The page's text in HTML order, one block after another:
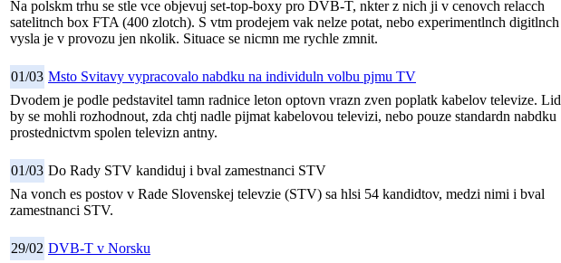
Na polskm trhu se stle vce objevuj set-top-boxy pro DVB-T, nkter z nich ji v cenovch relacch
satelitnch box FTA (400 zlotch). S vtm prodejem vak nelze potat, nebo experimentlnch digitlnch
vysla je v provozu jen nkolik. Situace se nicmn me rychle zmnit.
01/03 Msto Svitavy vypracovalo nabdku na individuln volbu pjmu TV
Dvodem je podle pedstavitel tamn radnice leton optovn vrazn zven poplatk kabelov televize. Lid
by se mohli rozhodnout, zda chtj nadle pijmat kabelovou televizi, nebo pouze standardn nabdku
prostednictvm spolen televizn antny.
01/03 Do Rady STV kandiduj i bval zamestnanci STV
Na vonch es postov v Rade Slovenskej televzie (STV) sa hlsi 54 kandidtov, medzi nimi i bval
zamestnanci STV.
29/02 DVB-T v Norsku